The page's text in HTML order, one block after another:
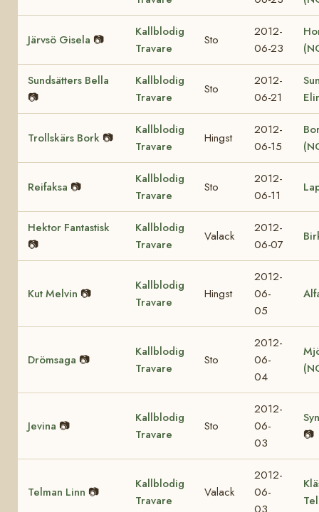
Järvsö Gisela 📷
Kallblodig
Travare
Sto
2012-
06-23
Sundsätters Bella
📷
Kallblodig
Travare
Sto
2012-
06-21
Trollskärs Bork 📷
Kallblodig
Travare
Hingst
2012-
06-15
Reifaksa 📷
Kallblodig
Travare
Sto
2012-
06-11
Hektor Fantastisk
📷
Kallblodig
Travare
Valack
2012-
06-07
Kut Melvin 📷
Kallblodig
Travare
Hingst
2012-
06-
05
Drömsaga 📷
Kallblodig
Travare
Sto
2012-
06-
04
Jevina 📷
Kallblodig
Travare
Sto
2012-
06-
03
📷
Telman Linn 📷
Kallblodig
Travare
Valack
2012-
06-
03